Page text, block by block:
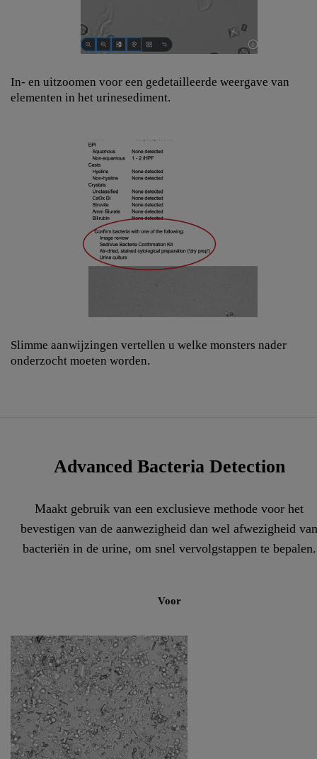
In- en uitzoomen voor een gedetailleerde weergave van
elementen in het urinesediment.
Slimme aanwijzingen vertellen u welke monsters nader
onderzocht moeten worden.
Advanced Bacteria Detection
Maakt gebruik van een exclusieve methode voor het
bevestigen van de aanwezigheid dan wel afwezigheid van
bacteriën in de urine, om snel vervolgstappen te bepalen.
Voor